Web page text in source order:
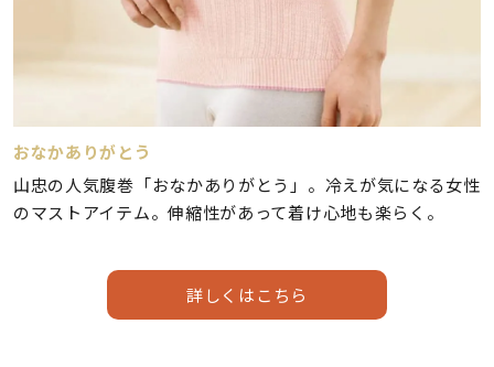
おなかありがとう
山忠の人気腹巻「おなかありがとう」。冷えが気になる女性
のマストアイテム。伸縮性があって着け心地も楽らく。
詳しくはこちら